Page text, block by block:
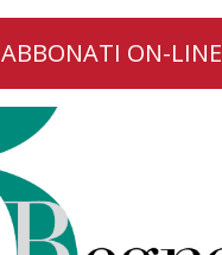
ABBONATI ON-LINE